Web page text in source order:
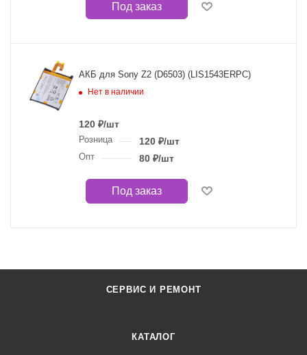
Под заказ
АКБ для Sony Z2 (D6503) (LIS1543ERPC)
Нет в наличии
120 ₽/шт
Розница 120₽/шт
Опт 80₽/шт
Под заказ
СЕРВИС И РЕМОНТ
КАТАЛОГ